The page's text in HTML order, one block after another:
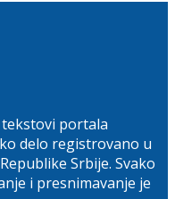
portala
delo registrovano u
Srbije. Svako
i presnimavanje je